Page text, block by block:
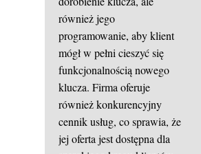
również jego
programowanie, aby klient
mógł w pełni cieszyć się
funkcjonalnością nowego
klucza. Firma oferuje
również konkurencyjny
cennik usług, co sprawia, że
jej oferta jest dostępna dla